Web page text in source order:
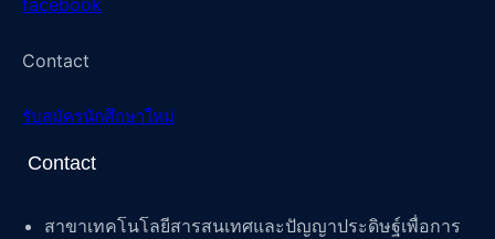
facebook
Contact
รับสมัครนักศึกษาใหม่
Contact
สาขาเทคโนโลยีสารสนเทศและปัญญาประดิษฐ์เพื่อการ